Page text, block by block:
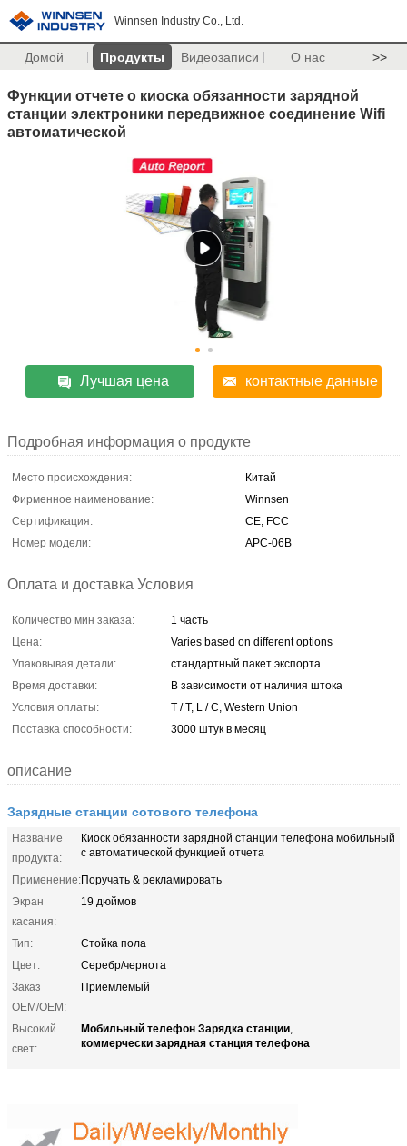
Winnsen Industry Co., Ltd.
Домой Продукты Видеозаписи О нас >>
Функции отчете о киоска обязанности зарядной
станции электроники передвижное соединение Wifi
автоматической
Лучшая цена контактные данные
Подробная информация о продукте
Место происхождения:
Китай
Фирменное наименование:
Winnsen
Сертификация:
CE, FCC
Номер модели:
APC-06B
Оплата и доставка Условия
Количество мин заказа:
1 часть
Цена:
Varies based on different options
Упаковывая детали:
стандартный пакет экспорта
Время доставки:
В зависимости от наличия штока
Условия оплаты:
T / T, L / C, Western Union
Поставка способности:
3000 штук в месяц
описание
Зарядные станции сотового телефона
Название
продукта:
Киоск обязанности зарядной станции телефона мобильный
с автоматической функцией отчета
Применение:Поручать & рекламировать
Экран
касания:
19 дюймов
Тип:
Стойка пола
Цвет:
Серебр/чернота
Заказ
OEM/OEM:
Приемлемый
Высокий
свет:
Мобильный телефон Зарядка станции,
коммерчески зарядная станция телефона